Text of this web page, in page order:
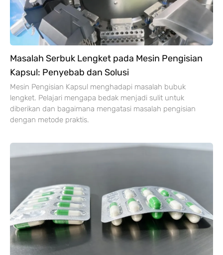
Masalah Serbuk Lengket pada Mesin Pengisian
Kapsul: Penyebab dan Solusi
Mesin Pengisian Kapsul menghadapi masalah bubuk
lengket. Pelajari mengapa bedak menjadi sulit untuk
diberikan dan bagaimana mengatasi masalah pengisian
dengan metode praktis.